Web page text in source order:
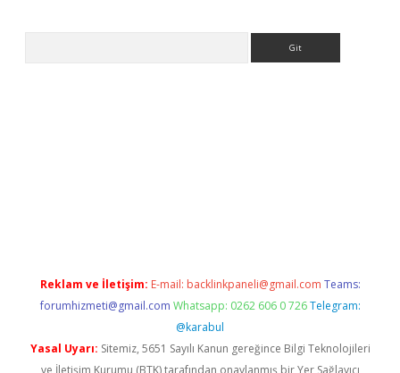
Reklam ve İletişim: E-mail: backlinkpaneli@gmail.com Teams:
forumhizmeti@gmail.com Whatsapp: 0262 606 0 726 Telegram:
@karabul
Yasal Uyarı: Sitemiz, 5651 Sayılı Kanun gereğince Bilgi Teknolojileri
ve İletişim Kurumu (BTK) tarafından onaylanmış bir Yer Sağlayıcı